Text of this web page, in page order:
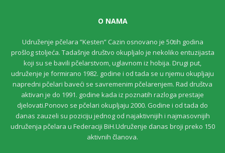
O NAMA
Udruženje pčelara ”Kesten” Cazin osnovano je 50tih godina
prošlog stoljeća. Tadašnje društvo okupljalo je nekoliko entuzijasta
koji su se bavili pčelarstvom, uglavnom iz hobija. Drugi put,
udruženje je formirano 1982. godine i od tada se u njemu okupljaju
napredni pčelari baveći se savremenim pčelarenjem. Rad društva
aktivan je do 1991. godine kada iz poznatih razloga prestaje
djelovati.Ponovo se pčelari okupljaju 2000. Godine i od tada do
danas zauzeli su poziciju jednog od najaktivnijih i najmasovnijih
udruženja pčelara u Federaciji BiH.Udruženje danas broji preko 150
aktivnih članova.